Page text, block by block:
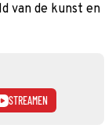
van de kunst en
STREAMEN